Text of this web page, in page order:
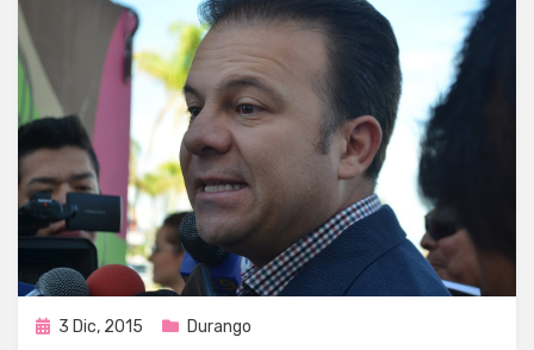
Publicada
3 Dic, 2015 Durango